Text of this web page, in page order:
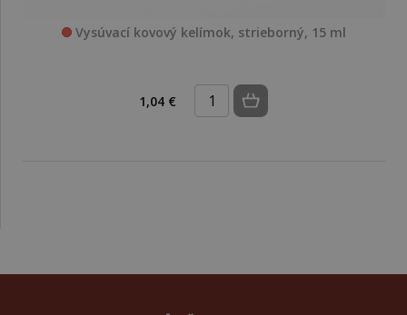
Vysúvací kovový kelímok, strieborný, 15 ml
1,04 €